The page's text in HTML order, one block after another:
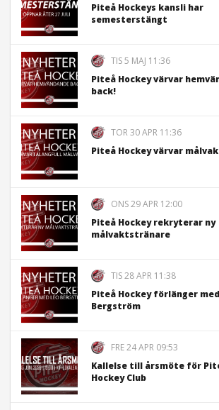
Piteå Hockeys kansli har
semesterstängt
TIS 5 MAJ 11:36
Piteå Hockey värvar
back!
TOR 30 APR 11:36
Piteå Hockey värvar
ONS 29 APR 12:00
Piteå Hockey rekryterar ny
målvaktstränare
TIS 28 APR 11:38
Piteå Hockey förlänger
Bergström
FRE 24 APR 09:53
Kallelse till årsmöte för
Hockey Club